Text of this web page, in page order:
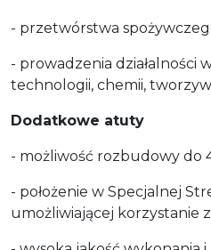
- przetwórstwa
- prowadzenia działalności
technologii, chemii,
Dodatkowe atuty
- możliwość rozbudowy do
- położenie w Specjalnej
umożliwiającej korzystanie